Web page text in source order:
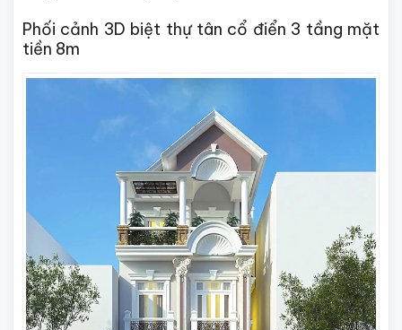
Phối cảnh 3D biệt thự tân cổ điển 3 tầng mặt
tiền 8m